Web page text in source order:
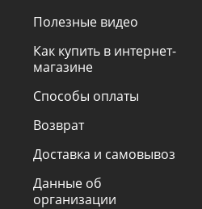
Полезные видео
Как купить в интернет-
магазине
Способы оплаты
Возврат
Доставка и самовывоз
Данные об
организации